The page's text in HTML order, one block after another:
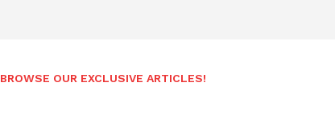
BROWSE OUR EXCLUSIVE ARTICLES!